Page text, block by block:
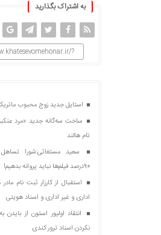
به اشتراک بگذارید
?
استایل جدید زوج محبوب
ساخت سه‌گانه جدید «مرد
تام هالند
سعید مستغاثی:شورا
۹۰درصد فیلم‌ها نباید پروانه بدهیم!
استقبال از کارزار ثبت نام مادر
اداری و غیر اداری و اسناد هویتی
انتقاد اولیور استون از
نکردن اسناد ترور کندی